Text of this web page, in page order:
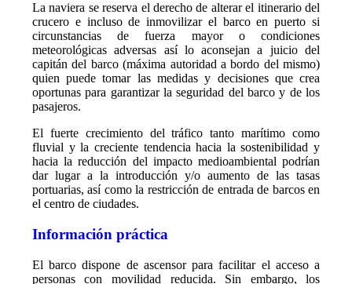
La naviera se reserva el derecho de alterar el itinerario del
crucero e incluso de inmovilizar el barco en puerto si
circunstancias de fuerza mayor o condiciones
meteorológicas adversas así lo aconsejan a juicio del
capitán del barco (máxima autoridad a bordo del mismo)
quien puede tomar las medidas y decisiones que crea
oportunas para garantizar la seguridad del barco y de los
pasajeros.
El fuerte crecimiento del tráfico tanto marítimo como
fluvial y la creciente tendencia hacia la sostenibilidad y
hacia la reducción del impacto medioambiental podrían
dar lugar a la introducción y/o aumento de las tasas
portuarias, así como la restricción de entrada de barcos en
el centro de ciudades.
Información práctica
El barco dispone de ascensor para facilitar el acceso a
personas con movilidad reducida. Sin embargo, los